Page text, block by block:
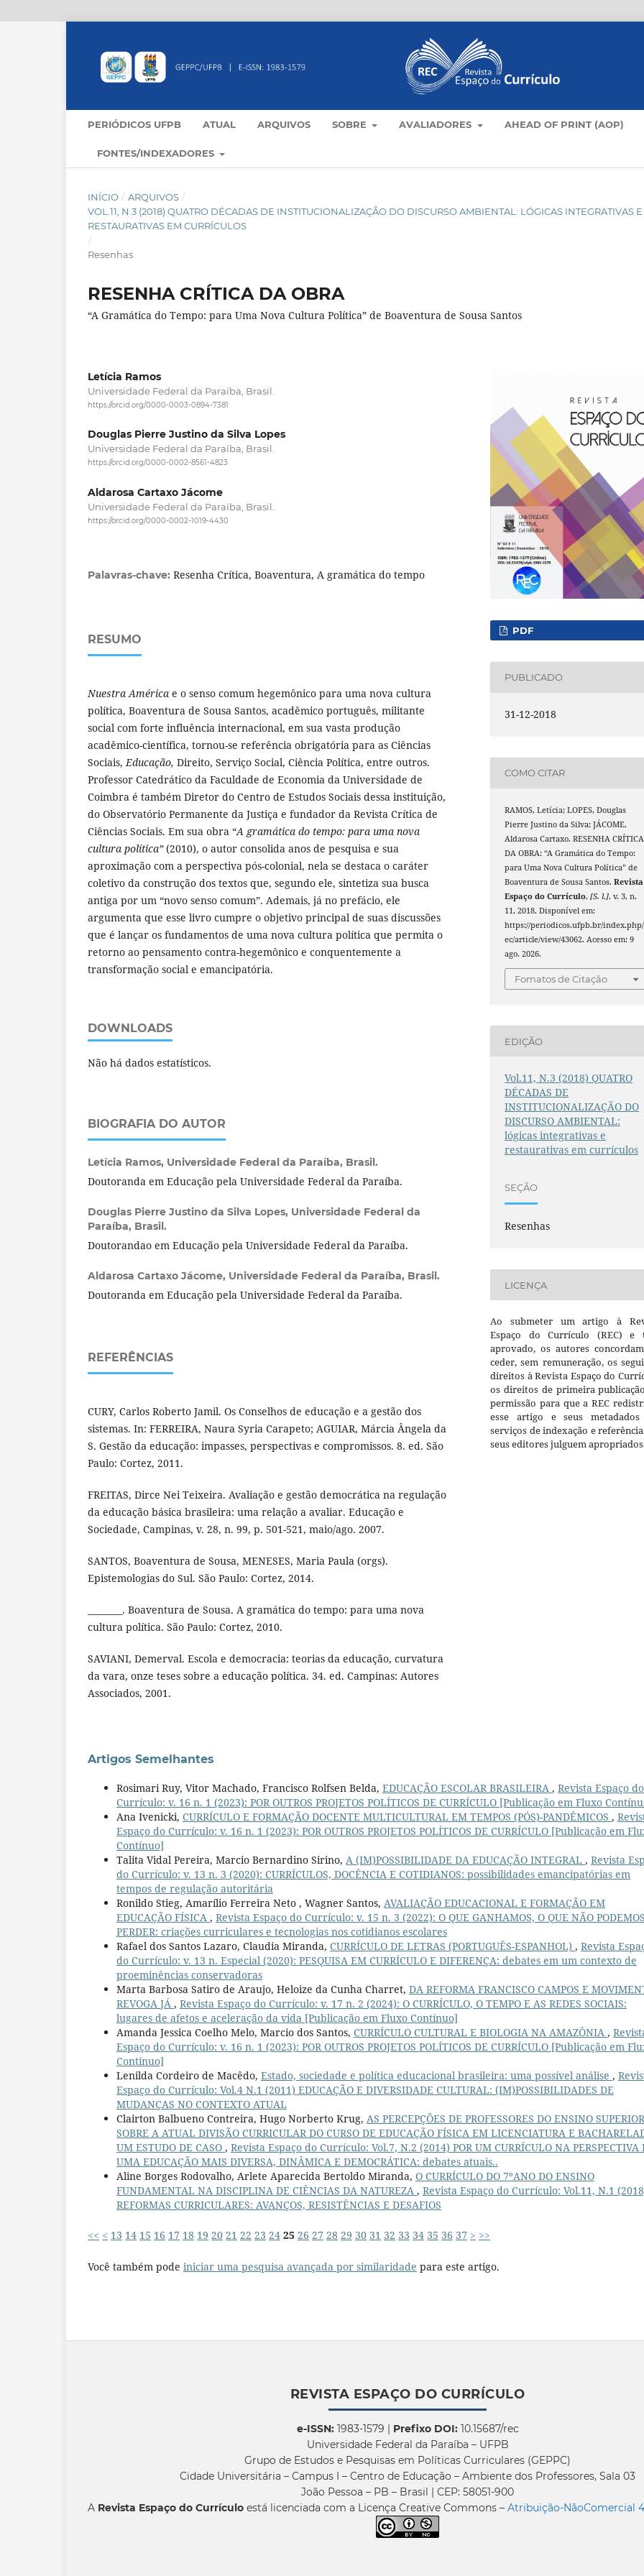
PERIÓDICOS UFPB ATUAL ARQUIVOS SOBRE AVALIADORES AHEAD OF PRINT (AOP)
FONTES/INDEXADORES
INÍCIO / ARQUIVOS /
VOL.11, N.3 (2018) QUATRO DÉCADAS DE INSTITUCIONALIZAÇÃO DO DISCURSO AMBIENTAL: LÓGICAS INTEGRATIVAS E
RESTAURATIVAS EM CURRÍCULOS
/
Resenhas
RESENHA CRÍTICA DA OBRA
“A Gramática do Tempo: para Uma Nova Cultura Política” de Boaventura de Sousa Santos
Letícia Ramos
Universidade Federal da Paraíba, Brasil.
https://orcid.org/0000-0003-0894-7381
Douglas Pierre Justino da Silva Lopes
Universidade Federal da Paraíba, Brasil.
https://orcid.org/0000-0002-8561-4823
Aldarosa Cartaxo Jácome
Universidade Federal da Paraíba, Brasil.
https://orcid.org/0000-0002-1019-4430
Palavras-chave: Resenha Crítica, Boaventura, A gramática do tempo
RESUMO
Nuestra América e o senso comum hegemônico para uma nova cultura
política, Boaventura de Sousa Santos, acadêmico português, militante
social com forte influência internacional, em sua vasta produção
acadêmico-científica, tornou-se referência obrigatória para as Ciências
Sociais,Educação, Direito, Serviço Social, Ciência Política, entre outros.
Professor Catedrático da Faculdade de Economia da Universidade de
Coimbra é também Diretor do Centro de Estudos Sociais dessa instituição,
do Observatório Permanente da Justiça e fundador da Revista Crítica de
Ciências Sociais. Em sua obra “A gramática do tempo: para uma nova
cultura política”(2010), o autor consolida anos de pesquisa e sua
aproximação com a perspectiva pós-colonial, nela se destaca o caráter
coletivo da construção dos textos que, segundo ele, sintetiza sua busca
antiga por um “novo senso comum”. Ademais, já no prefácio, ele
argumenta que esse livro cumpre o objetivo principal de suas discussões
que é lançar os fundamentos de uma nova cultura política que permita o
retorno ao pensamento contra-hegemônico e conquentemente a
transformação social e emancipatória.
DOWNLOADS
Não há dados estatísticos.
BIOGRAFIA DO AUTOR
Letícia Ramos, Universidade Federal da Paraíba, Brasil.
Doutoranda em Educação pela Universidade Federal da Paraíba.
Douglas Pierre Justino da Silva Lopes, Universidade Federal da
Paraíba, Brasil.
Doutorandao em Educação pela Universidade Federal da Paraíba.
Aldarosa Cartaxo Jácome, Universidade Federal da Paraíba, Brasil.
Doutoranda em Educação pela Universidade Federal da Paraíba.
REFERÊNCIAS
CURY, Carlos Roberto Jamil. Os Conselhos de educação e a gestão dos
sistemas. In: FERREIRA, Naura Syria Carapeto; AGUIAR, Márcia Ângela da
S. Gestão da educação: impasses, perspectivas e compromissos. 8. ed. São
Paulo: Cortez, 2011.
FREITAS, Dirce Nei Teixeira. Avaliação e gestão democrática na regulação
da educação básica brasileira: uma relação a avaliar. Educação e
Sociedade, Campinas, v. 28, n. 99, p. 501-521, maio/ago. 2007.
SANTOS, Boaventura de Sousa, MENESES, Maria Paula (orgs).
Epistemologias do Sul. São Paulo: Cortez, 2014.
________. Boaventura de Sousa. A gramática do tempo: para uma nova
cultura política. São Paulo: Cortez, 2010.
SAVIANI, Demerval. Escola e democracia: teorias da educação, curvatura
da vara, onze teses sobre a educação política. 34. ed. Campinas: Autores
Associados, 2001.
PDF
PUBLICADO
31-12-2018
COMO CITAR
RAMOS, Letícia; LOPES, Douglas
Pierre Justino da Silva; JÁCOME,
Aldarosa Cartaxo. RESENHA CRÍTICA
DA OBRA: “A Gramática do Tempo:
para Uma Nova Cultura Política” de
Boaventura de Sousa Santos.Revista
Espaço do Currículo,[S. l.], v. 3, n.
11, 2018. Disponível em:
https://periodicos.ufpb.br/
ec/article/view/43062. Acesso em: 9
ago. 2026.
Fomatos de Citação
EDIÇÃO
Vol.11, N.3 (2018) QUATRO
DÉCADAS DE
INSTITUCIONALIZAÇÃO DO
DISCURSO AMBIENTAL:
lógicas integrativas e
restaurativas em currículos
SEÇÃO
Resenhas
LICENÇA
Ao submeter um artigo à
Espaço do Currículo (REC) e
aprovado, os autores
ceder, sem remuneração, os
direitos à Revista Espaço do
os direitos de primeira
permissão para que a REC
esse artigo e seus metadados
serviços de indexação e
seus editores julguem
Artigos Semelhantes
Rosimari Ruy, Vitor Machado, Francisco Rolfsen Belda, EDUCAÇÃO ESCOLAR BRASILEIRA , Revista Espaço do
Currículo: v. 16 n. 1 (2023): POR OUTROS PROJETOS POLÍTICOS DE CURRÍCULO [Publicação em Fluxo
Ana Ivenicki, CURRÍCULO E FORMAÇÃO DOCENTE MULTICULTURAL EM TEMPOS (PÓS)-PANDÊMICOS ,
Espaço do Currículo: v. 16 n. 1 (2023): POR OUTROS PROJETOS POLÍTICOS DE CURRÍCULO [Publicação em
Contínuo]
Talita Vidal Pereira, Marcio Bernardino Sirino, A (IM)POSSIBILIDADE DA EDUCAÇÃO INTEGRAL , Revista
do Currículo: v. 13 n. 3 (2020): CURRÍCULOS, DOCÊNCIA E COTIDIANOS: possibilidades emancipatórias em
tempos de regulação autoritária
Ronildo Stieg, Amarílio Ferreira Neto , Wagner Santos, AVALIAÇÃO EDUCACIONAL E FORMAÇÃO EM
EDUCAÇÃO FÍSICA , Revista Espaço do Currículo: v. 15 n. 3 (2022): O QUE GANHAMOS, O QUE NÃO PODEMOS
PERDER: criações curriculares e tecnologias nos cotidianos escolares
Rafael dos Santos Lazaro, Claudia Miranda, CURRÍCULO DE LETRAS (PORTUGUÊS-ESPANHOL) , Revista
do Currículo: v. 13 n. Especial (2020): PESQUISA EM CURRÍCULO E DIFERENÇA: debates em um contexto de
proeminências conservadoras
Marta Barbosa Satiro de Araujo, Heloize da Cunha Charret, DA REFORMA FRANCISCO CAMPOS E
REVOGA JÁ , Revista Espaço do Currículo: v. 17 n. 2 (2024): O CURRÍCULO, O TEMPO E AS REDES SOCIAIS:
lugares de afetos e aceleração da vida [Publicação em Fluxo Contínuo]
Amanda Jessica Coelho Melo, Marcio dos Santos, CURRÍCULO CULTURAL E BIOLOGIA NA AMAZÔNIA ,
Espaço do Currículo: v. 16 n. 1 (2023): POR OUTROS PROJETOS POLÍTICOS DE CURRÍCULO [Publicação em
Contínuo]
Lenilda Cordeiro de Macêdo, Estado, sociedade e política educacional brasileira: uma possível análise ,
Espaço do Currículo: Vol.4 N.1 (2011) EDUCAÇÃO E DIVERSIDADE CULTURAL: (IM)POSSIBILIDADES DE
MUDANÇAS NO CONTEXTO ATUAL
Clairton Balbueno Contreira, Hugo Norberto Krug, AS PERCEPÇÕES DE PROFESSORES DO ENSINO SUPERIOR
SOBRE A ATUAL DIVISÃO CURRICULAR DO CURSO DE EDUCAÇÃO FÍSICA EM LICENCIATURA E
UM ESTUDO DE CASO , Revista Espaço do Currículo: Vol.7, N.2 (2014) POR UM CURRÍCULO NA PERSPECTIVA
UMA EDUCAÇÃO MAIS DIVERSA, DINÂMICA E DEMOCRÁTICA: debates atuais..
Aline Borges Rodovalho, Arlete Aparecida Bertoldo Miranda, O CURRÍCULO DO 7ºANO DO ENSINO
FUNDAMENTAL NA DISCIPLINA DE CIÊNCIAS DA NATUREZA , Revista Espaço do Currículo: Vol.11, N.1
REFORMAS CURRICULARES: AVANÇOS, RESISTÊNCIAS E DESAFIOS
<< < 13 14 15 16 17 18 19 20 21 22 23 24 25 26 27 28 29 30 31 32 33 34 35 36 37 > >>
Você também pode iniciar uma pesquisa avançada por similaridade para este artigo.
REVISTA ESPAÇO DO CURRÍCULO
e-ISSN:1983-1579 | Prefixo DOI:10.15687/rec
Universidade Federal da Paraíba – UFPB
Grupo de Estudos e Pesquisas em Políticas Curriculares (GEPPC)
Cidade Universitária – Campus I – Centro de Educação – Ambiente dos Professores, Sala 03
João Pessoa – PB – Brasil | CEP: 58051-900
A Revista Espaço do Currículo está licenciada com a Licença Creative Commons – Atribuição-NãoComercial